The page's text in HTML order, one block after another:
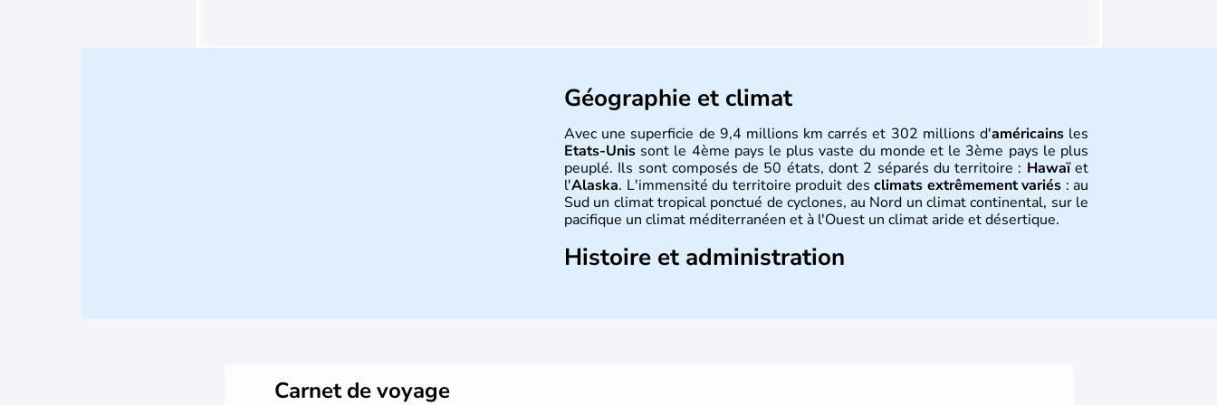
Géographie et climat
Avec une superficie de 9,4 millions km carrés et 302 millions d'américainsles
Etats-Unis sont le 4ème pays le plus vaste du monde et le 3ème pays le plus
peuplé. Ils sont composés de 50 états, dont 2 séparés du territoire : Hawaïet
l'Alaska. L'immensité du territoire produit des climats extrêmement variés : au
Sud un climat tropical ponctué de cyclones, au Nord un climat continental, sur le
pacifique un climat méditerranéen et à l'Ouest un climat aride et désertique.
Histoire et administration
Carnet de voyage